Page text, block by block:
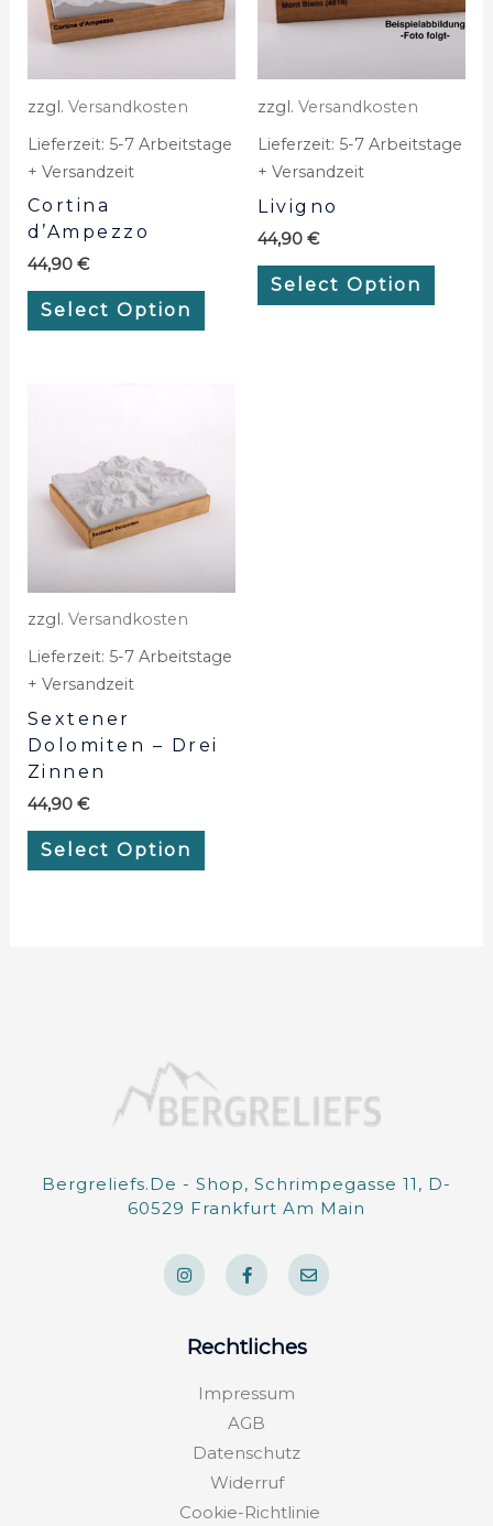
zzgl. Versandkosten
Lieferzeit: 5-7 Arbeitstage
+ Versandzeit
Cortina
d’Ampezzo
44,90 €
Select Option
zzgl. Versandkosten
Lieferzeit: 5-7 Arbeitstage
+ Versandzeit
Livigno
44,90 €
Select Option
zzgl. Versandkosten
Lieferzeit: 5-7 Arbeitstage
+ Versandzeit
Sextener
Dolomiten – Drei
Zinnen
44,90 €
Select Option
Bergreliefs.de - Shop, Schrimpegasse 11, D-
60529 Frankfurt Am Main
I
n
s
t
r
F
a
c
e
o
o
f
E
n
v
e
Rechtliches
Impressum
AGB
Datenschutz
Widerruf
Cookie-Richtlinie